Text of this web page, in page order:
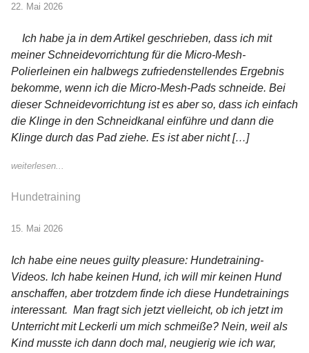
22. Mai 2026
Ich habe ja in dem Artikel geschrieben, dass ich mit
meiner Schneidevorrichtung für die Micro-Mesh-
Polierleinen ein halbwegs zufriedenstellendes Ergebnis
bekomme, wenn ich die Micro-Mesh-Pads schneide. Bei
dieser Schneidevorrichtung ist es aber so, dass ich einfach
die Klinge in den Schneidkanal einführe und dann die
Klinge durch das Pad ziehe. Es ist aber nicht […]
weiterlesen...
Hundetraining
15. Mai 2026
Ich habe eine neues guilty pleasure: Hundetraining-
Videos. Ich habe keinen Hund, ich will mir keinen Hund
anschaffen, aber trotzdem finde ich diese Hundetrainings
interessant. Man fragt sich jetzt vielleicht, ob ich jetzt im
Unterricht mit Leckerli um mich schmeiße? Nein, weil als
Kind musste ich dann doch mal, neugierig wie ich war,